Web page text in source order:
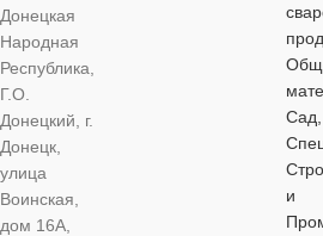
ОСОБЕННОСТИОСОБЕННОСТИ
комбинированный
Донецкая
Народная
Республика,
Г.О.
Донецкий, г.
Донецк,
улица
Воинская,
дом 16А,
Сад,
и